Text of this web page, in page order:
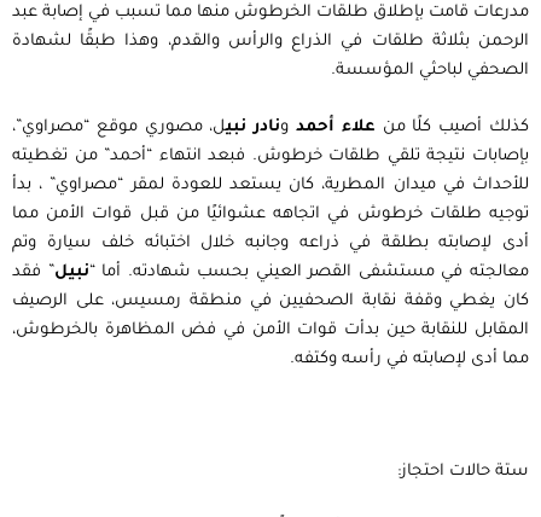
مدرعات قامت بإطلاق طلقات الخرطوش منها مما تسبب في إصابة عبد
الرحمن بثلاثة طلقات في الذراع والرأس والقدم، وهذا طبقًا لشهادة
الصحفي لباحثي المؤسسة.
كذلك أصيب كلًا من علاء أحمدونادر نبيل، مصوري موقع “مصراوي”،
بإصابات نتيجة تلقي طلقات خرطوش. فبعد انتهاء “أحمد” من تغطيته
للأحداث في ميدان المطرية، كان يستعد للعودة لمقر “مصراوي” ، بدأ
توجيه طلقات خرطوش في اتجاهه عشوائيًا من قبل قوات الأمن مما
أدى لإصابته بطلقة في ذراعه وجانبه خلال اختبائه خلف سيارة وتم
معالجته في مستشفى القصر العيني بحسب شهادته. أما “نبيل” فقد
كان يغطي وقفة نقابة الصحفيين في منطقة رمسيس، على الرصيف
المقابل للنقابة حين بدأت قوات الأمن في فض المظاهرة بالخرطوش،
مما أدى لإصابته في رأسه وكتفه.
ستة حالات احتجاز: